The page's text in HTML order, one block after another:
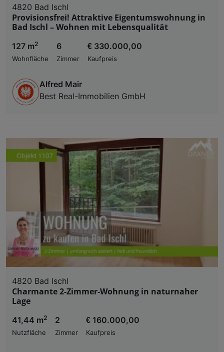
4820 Bad Ischl
Provisionsfrei! Attraktive Eigentumswohnung in
Bad Ischl – Wohnen mit Lebensqualität
127 m2
Wohnfläche
6
Zimmer
€ 330.000,00
Kaufpreis
Alfred Mair
Best Real-Immobilien GmbH
4820 Bad Ischl
Charmante 2-Zimmer-Wohnung in naturnaher
Lage
41,44 m2
Nutzfläche
2
Zimmer
€ 160.000,00
Kaufpreis